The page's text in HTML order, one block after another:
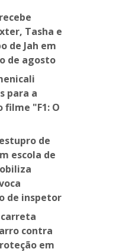
Tasha e
de Jah em
de agosto
para a
filme "F1: O
de
escola de
de inspetor
contra
em